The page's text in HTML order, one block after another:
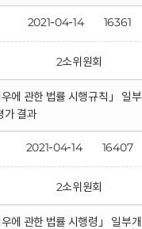
2021-04-14 16361
2소위원회
우에 관한 법률 시행규칙」 일
가 결과
2021-04-14 16407
2소위원회
우에 관한 법률 시행령」 일부